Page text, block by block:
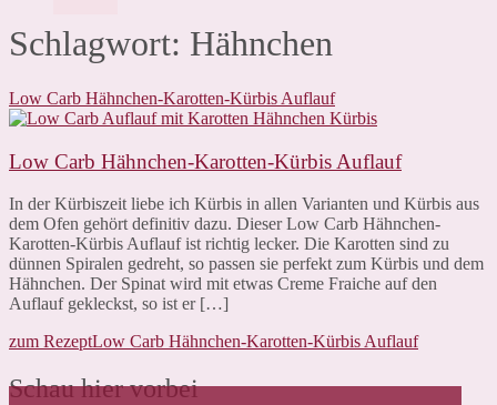
Schlagwort: Hähnchen
Low Carb Hähnchen-Karotten-Kürbis Auflauf
Low Carb Hähnchen-Karotten-Kürbis Auflauf
In der Kürbiszeit liebe ich Kürbis in allen Varianten und Kürbis aus
dem Ofen gehört definitiv dazu. Dieser Low Carb Hähnchen-
Karotten-Kürbis Auflauf ist richtig lecker. Die Karotten sind zu
dünnen Spiralen gedreht, so passen sie perfekt zum Kürbis und dem
Hähnchen. Der Spinat wird mit etwas Creme Fraiche auf den
Auflauf gekleckst, so ist er […]
zum RezeptLow Carb Hähnchen-Karotten-Kürbis Auflauf
Schau hier vorbei